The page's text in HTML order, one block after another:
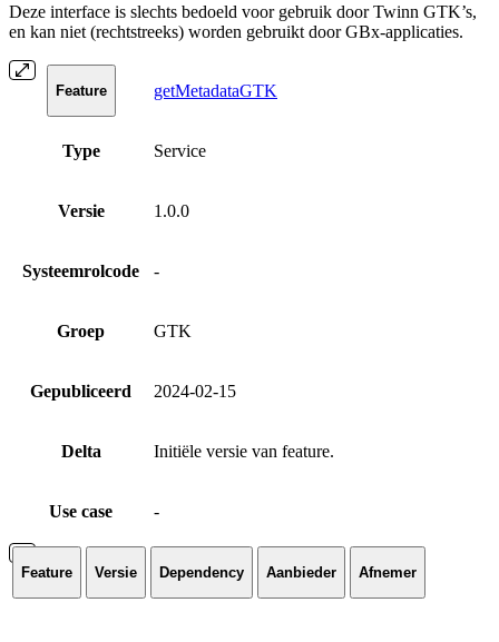
Deze interface is slechts bedoeld voor gebruik door Twinn GTK’s,
en kan niet (rechtstreeks) worden gebruikt door GBx-applicaties.
Feature getMetadataGTK
Type Service
Versie 1.0.0
Systeemrolcode -
Groep GTK
Gepubliceerd 2024-02-15
Delta Initiële versie van feature.
Use case -
Feature Versie Dependency Aanbieder Afnemer